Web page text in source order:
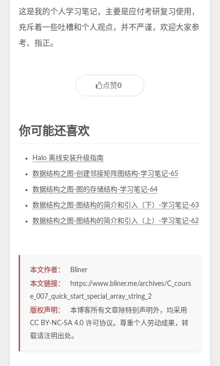
这是我的个人学习笔记，主要是应付考研复习使用，
充斥着一些吐槽和个人观点，并不严谨，欢迎大家参
考、指正。
点赞0
你可能还喜欢
Halo 离线安装升级指南
数据结构之图-创建邻接矩阵图结构-学习笔记-65
数据结构之图-图的存储结构-学习笔记-64
数据结构之图-图结构的简介和引入（下）-学习笔记-63
数据结构之图-图结构的简介和引入（上）-学习笔记-62
本文作者：
Bliner
本文链接：
https://www.bliner.me/archives/C_cours
e_007_quick_start_special_array_string_2
版权声明：
本博客所有文章除特别声明外，均采用
CC BY-NC-SA 4.0 许可协议。尊重个人劳动成果，转
载请注明出处。